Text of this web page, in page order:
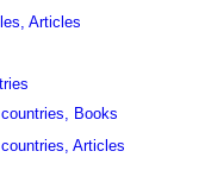
Articles
Books
Articles